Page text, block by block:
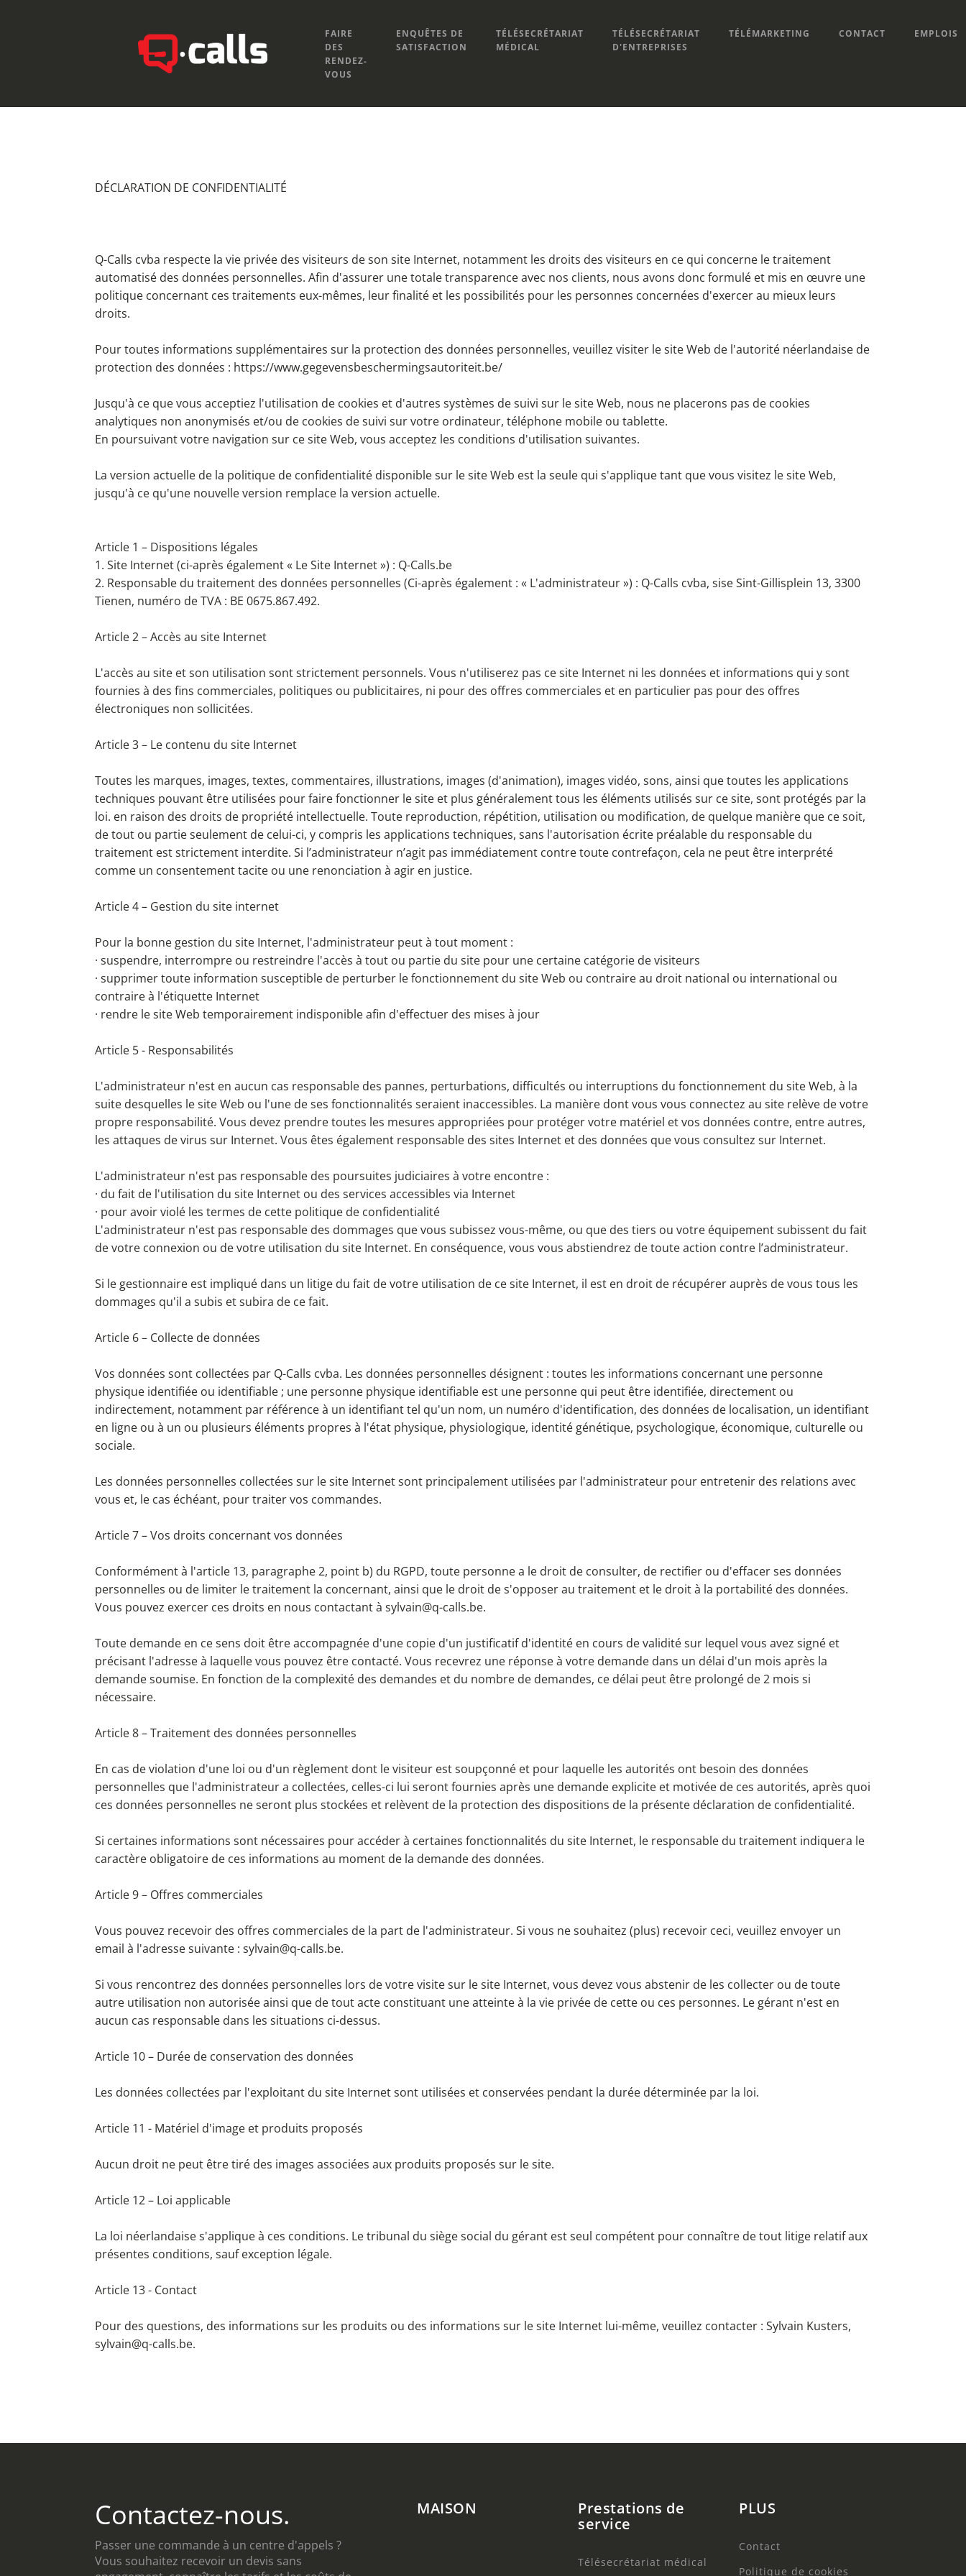
FAIRE
DES
RENDEZ-
VOUS
ENQUÊTES DE
SATISFACTION
TÉLÉSECRÉTARIAT
MÉDICAL
TÉLÉSECRÉTARIAT
D'ENTREPRISES
TÉLÉMARKETING CONTACT EMPLOIS
DÉCLARATION DE CONFIDENTIALITÉ
Q-Calls cvba respecte la vie privée des visiteurs de son site Internet, notamment les droits des visiteurs en ce qui concerne le traitement
automatisé des données personnelles. Afin d'assurer une totale transparence avec nos clients, nous avons donc formulé et mis en œuvre une
politique concernant ces traitements eux-mêmes, leur finalité et les possibilités pour les personnes concernées d'exercer au mieux leurs
droits.
Pour toutes informations supplémentaires sur la protection des données personnelles, veuillez visiter le site Web de l'autorité néerlandaise de
protection des données : https://www.gegevensbeschermingsautoriteit.be/
Jusqu'à ce que vous acceptiez l'utilisation de cookies et d'autres systèmes de suivi sur le site Web, nous ne placerons pas de cookies
analytiques non anonymisés et/ou de cookies de suivi sur votre ordinateur, téléphone mobile ou tablette.
En poursuivant votre navigation sur ce site Web, vous acceptez les conditions d'utilisation suivantes.
La version actuelle de la politique de confidentialité disponible sur le site Web est la seule qui s'applique tant que vous visitez le site Web,
jusqu'à ce qu'une nouvelle version remplace la version actuelle.
Article 1 – Dispositions légales
1. Site Internet (ci-après également « Le Site Internet ») : Q-Calls.be
2. Responsable du traitement des données personnelles (Ci-après également : « L'administrateur ») : Q-Calls cvba, sise Sint-Gillisplein 13, 3300
Tienen, numéro de TVA : BE 0675.867.492.
Article 2 – Accès au site Internet
L'accès au site et son utilisation sont strictement personnels. Vous n'utiliserez pas ce site Internet ni les données et informations qui y sont
fournies à des fins commerciales, politiques ou publicitaires, ni pour des offres commerciales et en particulier pas pour des offres
électroniques non sollicitées.
Article 3 – Le contenu du site Internet
Toutes les marques, images, textes, commentaires, illustrations, images (d'animation), images vidéo, sons, ainsi que toutes les applications
techniques pouvant être utilisées pour faire fonctionner le site et plus généralement tous les éléments utilisés sur ce site, sont protégés par la
loi. en raison des droits de propriété intellectuelle. Toute reproduction, répétition, utilisation ou modification, de quelque manière que ce soit,
de tout ou partie seulement de celui-ci, y compris les applications techniques, sans l'autorisation écrite préalable du responsable du
traitement est strictement interdite. Si l’administrateur n’agit pas immédiatement contre toute contrefaçon, cela ne peut être interprété
comme un consentement tacite ou une renonciation à agir en justice.
Article 4 – Gestion du site internet
Pour la bonne gestion du site Internet, l'administrateur peut à tout moment :
· suspendre, interrompre ou restreindre l'accès à tout ou partie du site pour une certaine catégorie de visiteurs
· supprimer toute information susceptible de perturber le fonctionnement du site Web ou contraire au droit national ou international ou
contraire à l'étiquette Internet
· rendre le site Web temporairement indisponible afin d'effectuer des mises à jour
Article 5 - Responsabilités
L'administrateur n'est en aucun cas responsable des pannes, perturbations, difficultés ou interruptions du fonctionnement du site Web, à la
suite desquelles le site Web ou l'une de ses fonctionnalités seraient inaccessibles. La manière dont vous vous connectez au site relève de votre
propre responsabilité. Vous devez prendre toutes les mesures appropriées pour protéger votre matériel et vos données contre, entre autres,
les attaques de virus sur Internet. Vous êtes également responsable des sites Internet et des données que vous consultez sur Internet.
L'administrateur n'est pas responsable des poursuites judiciaires à votre encontre :
· du fait de l'utilisation du site Internet ou des services accessibles via Internet
· pour avoir violé les termes de cette politique de confidentialité
L'administrateur n'est pas responsable des dommages que vous subissez vous-même, ou que des tiers ou votre équipement subissent du fait
de votre connexion ou de votre utilisation du site Internet. En conséquence, vous vous abstiendrez de toute action contre l’administrateur.
Si le gestionnaire est impliqué dans un litige du fait de votre utilisation de ce site Internet, il est en droit de récupérer auprès de vous tous les
dommages qu'il a subis et subira de ce fait.
Article 6 – Collecte de données
Vos données sont collectées par Q-Calls cvba. Les données personnelles désignent : toutes les informations concernant une personne
physique identifiée ou identifiable ; une personne physique identifiable est une personne qui peut être identifiée, directement ou
indirectement, notamment par référence à un identifiant tel qu'un nom, un numéro d'identification, des données de localisation, un identifiant
en ligne ou à un ou plusieurs éléments propres à l'état physique, physiologique, identité génétique, psychologique, économique, culturelle ou
sociale.
Les données personnelles collectées sur le site Internet sont principalement utilisées par l'administrateur pour entretenir des relations avec
vous et, le cas échéant, pour traiter vos commandes.
Article 7 – Vos droits concernant vos données
Conformément à l'article 13, paragraphe 2, point b) du RGPD, toute personne a le droit de consulter, de rectifier ou d'effacer ses données
personnelles ou de limiter le traitement la concernant, ainsi que le droit de s'opposer au traitement et le droit à la portabilité des données.
Vous pouvez exercer ces droits en nous contactant à sylvain@q-calls.be.
Toute demande en ce sens doit être accompagnée d'une copie d'un justificatif d'identité en cours de validité sur lequel vous avez signé et
précisant l'adresse à laquelle vous pouvez être contacté. Vous recevrez une réponse à votre demande dans un délai d'un mois après la
demande soumise. En fonction de la complexité des demandes et du nombre de demandes, ce délai peut être prolongé de 2 mois si
nécessaire.
Article 8 – Traitement des données personnelles
En cas de violation d'une loi ou d'un règlement dont le visiteur est soupçonné et pour laquelle les autorités ont besoin des données
personnelles que l'administrateur a collectées, celles-ci lui seront fournies après une demande explicite et motivée de ces autorités, après quoi
ces données personnelles ne seront plus stockées et relèvent de la protection des dispositions de la présente déclaration de confidentialité.
Si certaines informations sont nécessaires pour accéder à certaines fonctionnalités du site Internet, le responsable du traitement indiquera le
caractère obligatoire de ces informations au moment de la demande des données.
Article 9 – Offres commerciales
Vous pouvez recevoir des offres commerciales de la part de l'administrateur. Si vous ne souhaitez (plus) recevoir ceci, veuillez envoyer un
email à l'adresse suivante : sylvain@q-calls.be.
Si vous rencontrez des données personnelles lors de votre visite sur le site Internet, vous devez vous abstenir de les collecter ou de toute
autre utilisation non autorisée ainsi que de tout acte constituant une atteinte à la vie privée de cette ou ces personnes. Le gérant n'est en
aucun cas responsable dans les situations ci-dessus.
Article 10 – Durée de conservation des données
Les données collectées par l'exploitant du site Internet sont utilisées et conservées pendant la durée déterminée par la loi.
Article 11 - Matériel d'image et produits proposés
Aucun droit ne peut être tiré des images associées aux produits proposés sur le site.
Article 12 – Loi applicable
La loi néerlandaise s'applique à ces conditions. Le tribunal du siège social du gérant est seul compétent pour connaître de tout litige relatif aux
présentes conditions, sauf exception légale.
Article 13 - Contact
Pour des questions, des informations sur les produits ou des informations sur le site Internet lui-même, veuillez contacter : Sylvain Kusters,
sylvain@q-calls.be.
Contactez-nous.
Passer une commande à un centre d'appels ?
Vous souhaitez recevoir un devis sans
MAISON
Prestations de
service
Télésecrétariat médical
PLUS
Contact
Politique de cookies